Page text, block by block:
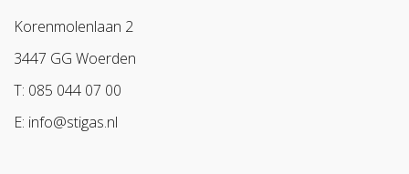
Werken aan morgen
Sazas
BPL
Arbeidsmarkt
Korenmolenlaan 2
3447 GG Woerden
T: 085 044 07 00
E: info@stigas.nl